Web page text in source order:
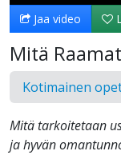
Jaa video
Mitä
Kotimainen
Mitä tarkoitetaan
ja hyvän